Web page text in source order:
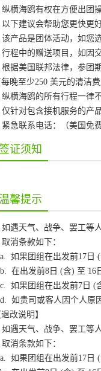
纵横海鸥有权在方便出团
以下建议会帮助您更快更
该产品是团体活动，如您
行程中的赠送项目，如因
根据美国联邦法律，参团
晚至少250 美元的清洁
纵横海鸥的所有行程一律
仅针对包含接机服务的产
紧急联系电话：（美国免
证须知
馨提示
如遇天气、战争、罢工等
取消条款如下：
如果团组在出发前17日
在出发前8日 (含) 至 16
如果团组在出发前7日 (
如贵司或客人因个人原
退改说明】
如遇天气、战争、罢工等
取消条款如下：
如果团组在出发前17日